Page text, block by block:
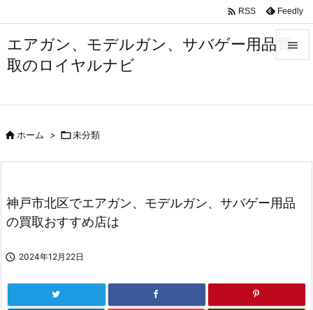
エアガン、モデルガン、サバゲー用品買
取のロイヤルナビ


前へ
次へ
 RSS Feedly
ホーム > 未分類
神戸市北区でエアガン、モデルガン、サバゲー用品
の買取おすすめ店は
 2024年12月22日